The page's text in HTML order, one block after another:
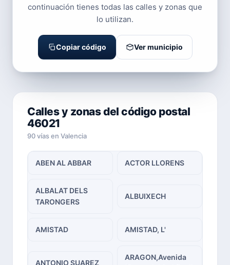
continuación tienes todas las calles y zonas que
lo utilizan.
Copiar código Ver municipio
Calles y zonas del código postal
46021
90 vías en Valencia
ABEN AL ABBAR ACTOR LLORENS
ALBALAT DELS
TARONGERS
ALBUIXECH
AMISTAD AMISTAD, L'
ANTONIO SUAREZ
ARAGON,Avenida